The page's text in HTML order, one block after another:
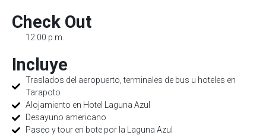
Check Out
12:00 p.m.
Incluye
Traslados del aeropuerto, terminales de bus u hoteles en
Tarapoto
Alojamiento en Hotel Laguna Azul
Desayuno americano
Paseo y tour en bote por la Laguna Azul